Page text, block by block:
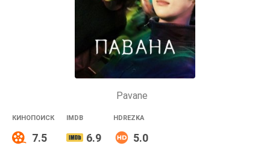
Pavane
КИНОПОИСК
7.5
IMDB
6.9
HDREZKA
5.0